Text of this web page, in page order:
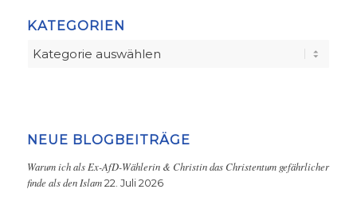
KATEGORIEN
Kategorien
NEUE BLOGBEITRÄGE
Warum ich als Ex-AfD-Wählerin & Christin das Christentum gefährlicher
finde als den Islam 22. Juli 2026